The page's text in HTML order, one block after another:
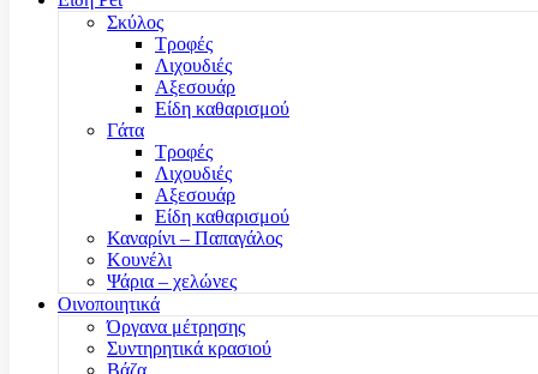
Σκύλος
Τροφές
Λιχουδιές
Αξεσουάρ
Είδη καθαρισμού
Γάτα
Τροφές
Λιχουδιές
Αξεσουάρ
Είδη καθαρισμού
Καναρίνι – Παπαγάλος
Κουνέλι
Ψάρια – χελώνες
Οινοποιητικά
Όργανα μέτρησης
Συντηρητικά κρασιού
Βάζα